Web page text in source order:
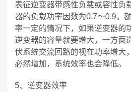
表征逆变器带感性负载或容性负
器的负载功率因数为0.7～0.9，
率一定的情况下，如果逆变器的
逆变器的容量就要增大，一方面
伏系统交流回路的视在功率增大
必然增加，系统效率也会降低。
5、逆变器效率